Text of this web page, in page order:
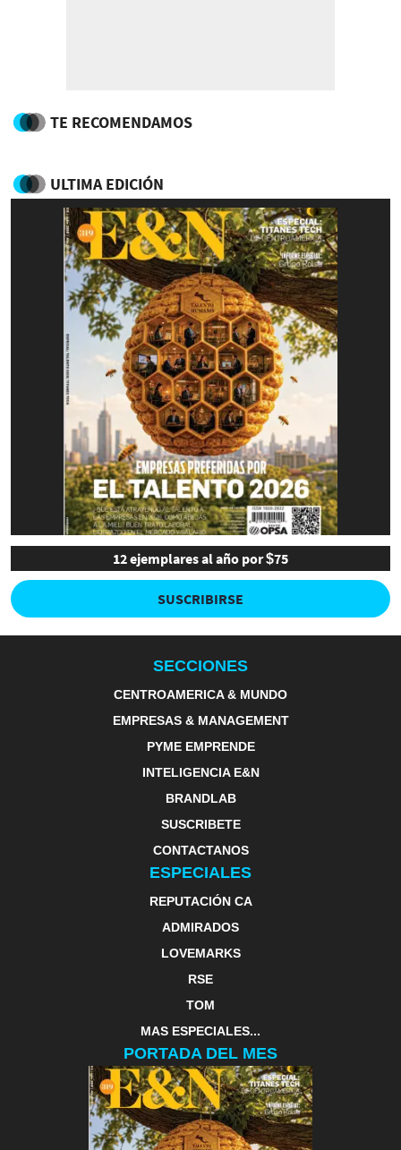
TE RECOMENDAMOS
ULTIMA EDICIÓN
12 ejemplares al año por $75
SUSCRIBIRSE
SECCIONES
CENTROAMERICA & MUNDO
EMPRESAS & MANAGEMENT
PYME EMPRENDE
INTELIGENCIA E&N
BRANDLAB
SUSCRIBETE
CONTACTANOS
ESPECIALES
REPUTACIÓN CA
ADMIRADOS
LOVEMARKS
RSE
TOM
MAS ESPECIALES...
PORTADA DEL MES